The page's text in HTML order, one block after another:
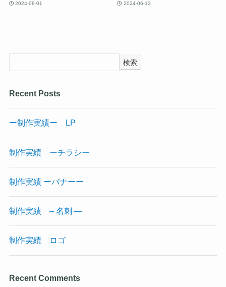
2024-08-01 2024-06-13
検索
Recent Posts
ー制作実績ー LP
制作実績 ーチラシー
制作実績 ーバナーー
制作実績 – 名刺 —
制作実績 ロゴ
Recent Comments